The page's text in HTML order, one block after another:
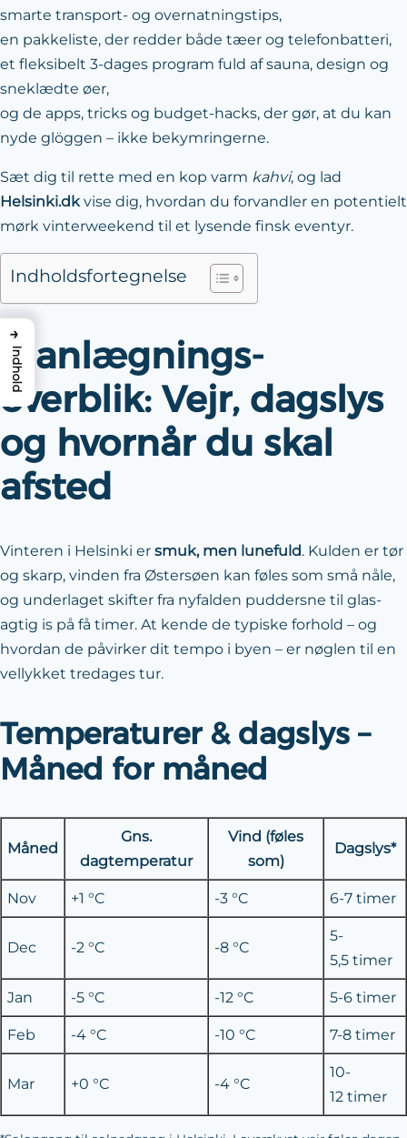
smarte transport- og overnatningstips,
en pakkeliste, der redder både tæer og telefonbatteri,
et fleksibelt 3-dages program fuld af sauna, design og
sneklædte øer,
og de apps, tricks og budget-hacks, der gør, at du kan
nyde glöggen – ikke bekymringerne.
Sæt dig til rette med en kop varm kahvi, og lad
Helsinki.dkvise dig, hvordan du forvandler en potentielt
mørk vinterweekend til et lysende finsk eventyr.
Indholdsfortegnelse
Planlægnings-
overblik: Vejr, dagslys
og hvornår du skal
afsted
Vinteren i Helsinki er smuk, men lunefuld. Kulden er tør
og skarp, vinden fra Østersøen kan føles som små nåle,
og underlaget skifter fra nyfalden puddersne til glas­
agtig is på få timer. At kende de typiske forhold – og
hvordan de påvirker dit tempo i byen – er nøglen til en
vellykket tredages tur.
Temperaturer & dagslys –
Måned for måned
Måned
Gns.
dagtemperatur
Vind (føles
som)
Dagslys*
Nov +1 °C -3 °C 6-7 timer
Dec -2 °C -8 °C
5-
5,5 timer
Jan -5 °C -12 °C 5-6 timer
Feb -4 °C -10 °C 7-8 timer
Mar +0 °C -4 °C
10-
12 timer
→
Indhold